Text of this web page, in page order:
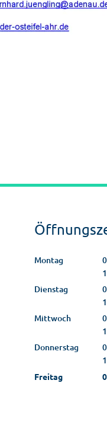
Montag
Dienstag
Mittwoch
Donnerstag
Freitag